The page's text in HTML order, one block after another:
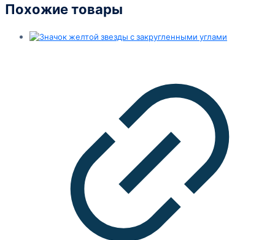
Похожие товары